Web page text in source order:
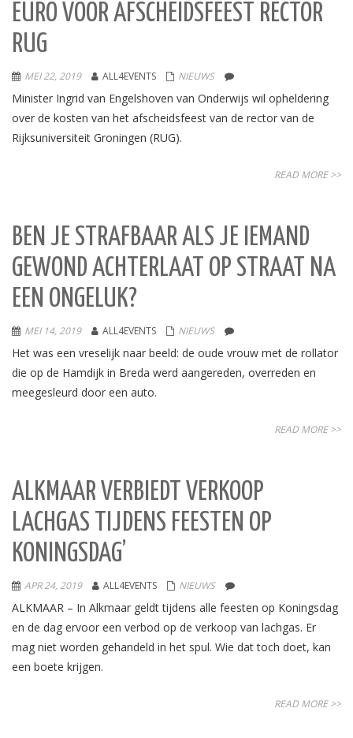
EURO VOOR AFSCHEIDSFEEST RECTOR
RUG
MEI 22, 2019 ALL4EVENTS NIEUWS
Minister Ingrid van Engelshoven van Onderwijs wil opheldering
over de kosten van het afscheidsfeest van de rector van de
Rijksuniversiteit Groningen (RUG).
READ MORE >>
BEN JE STRAFBAAR ALS JE IEMAND
GEWOND ACHTERLAAT OP STRAAT NA
EEN ONGELUK?
MEI 14, 2019 ALL4EVENTS NIEUWS
Het was een vreselijk naar beeld: de oude vrouw met de rollator
die op de Hamdijk in Breda werd aangereden, overreden en
meegesleurd door een auto.
READ MORE >>
ALKMAAR VERBIEDT VERKOOP
LACHGAS TIJDENS FEESTEN OP
KONINGSDAG’
APR 24, 2019 ALL4EVENTS NIEUWS
ALKMAAR – In Alkmaar geldt tijdens alle feesten op Koningsdag
en de dag ervoor een verbod op de verkoop van lachgas. Er
mag niet worden gehandeld in het spul. Wie dat toch doet, kan
een boete krijgen.
READ MORE >>